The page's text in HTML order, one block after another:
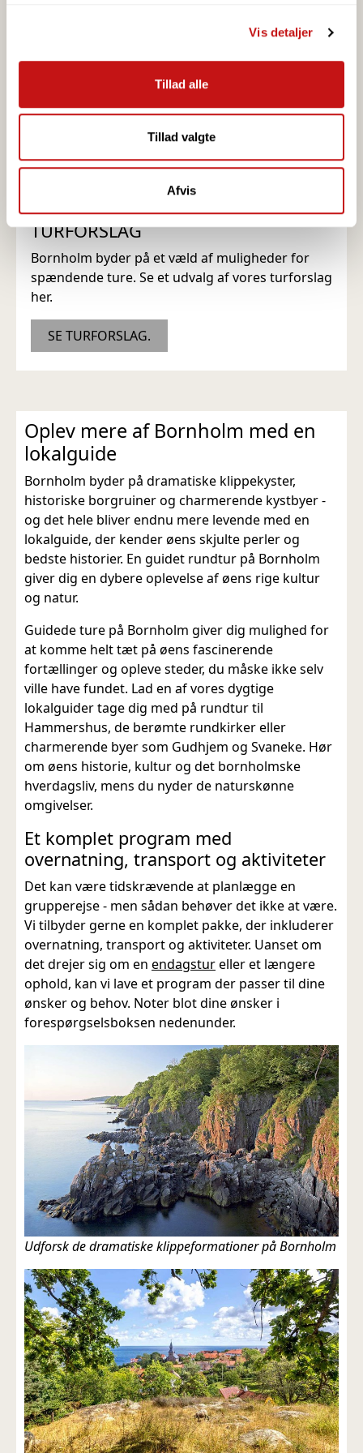
Vi bruger cookies til at tilpasse vores indhold og
din brug af vores hjemmeside med vores partnere inden
for sociale medier, annonceringspartnere og
analysepartnere. Vores partnere kan kombinere disse
de har indsamlet fra din brug af deres tjenester.
Vis detaljer
Tillad alle
Tillad valgte
Afvis
TURFORSLAG
Bornholm byder på et væld af muligheder for
spændende ture. Se et udvalg af vores turforslag
her.
SE TURFORSLAG.
Oplev mere af Bornholm med en
lokalguide
Bornholm byder på dramatiske klippekyster,
historiske borgruiner og charmerende kystbyer -
og det hele bliver endnu mere levende med en
lokalguide, der kender øens skjulte perler og
bedste historier. En guidet rundtur på Bornholm
giver dig en dybere oplevelse af øens rige kultur
og natur.
Guidede ture på Bornholm giver dig mulighed for
at komme helt tæt på øens fascinerende
fortællinger og opleve steder, du måske ikke selv
ville have fundet. Lad en af vores dygtige
lokalguider tage dig med på rundtur til
Hammershus, de berømte rundkirker eller
charmerende byer som Gudhjem og Svaneke. Hør
om øens historie, kultur og det bornholmske
hverdagsliv, mens du nyder de naturskønne
omgivelser.
Et komplet program med
overnatning, transport og aktiviteter
Det kan være tidskrævende at planlægge en
grupperejse - men sådan behøver det ikke at være.
Vi tilbyder gerne en komplet pakke, der inkluderer
overnatning, transport og aktiviteter. Uanset om
det drejer sig om en endagstureller et længere
ophold, kan vi lave et program der passer til dine
ønsker og behov. Noter blot dine ønsker i
forespørgselsboksen nedenunder.
Udforsk de dramatiske klippeformationer på Bornholm